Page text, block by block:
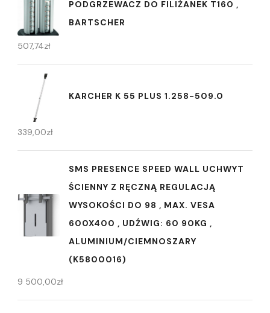
PODGRZEWACZ DO FILIŻANEK T160 ,
BARTSCHER
507,74zł
KARCHER K 55 PLUS 1.258-509.0
339,00zł
SMS PRESENCE SPEED WALL UCHWYT
ŚCIENNY Z RĘCZNĄ REGULACJĄ
WYSOKOŚCI DO 98 , MAX. VESA
600X400 , UDŹWIG: 60 90KG ,
ALUMINIUM/CIEMNOSZARY
(K5800016)
9 500,00zł